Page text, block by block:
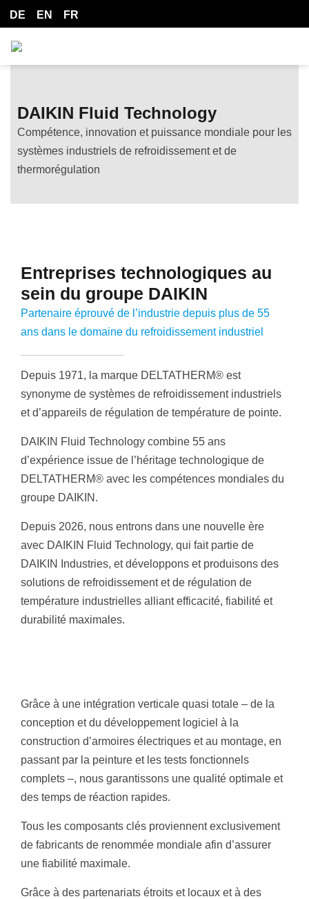
DE EN FR
DAIKIN Fluid Technology
Compétence, innovation et puissance mondiale pour les
systèmes industriels de refroidissement et de
thermorégulation
Entreprises technologiques au
sein du groupe DAIKIN
Partenaire éprouvé de l’industrie depuis plus de 55
ans dans le domaine du refroidissement industriel
Depuis 1971, la marque DELTATHERM® est
synonyme de systèmes de refroidissement industriels
et d’appareils de régulation de température de pointe.
DAIKIN Fluid Technology combine 55 ans
d’expérience issue de l’héritage technologique de
DELTATHERM® avec les compétences mondiales du
groupe DAIKIN.
Depuis 2026, nous entrons dans une nouvelle ère
avec DAIKIN Fluid Technology, qui fait partie de
DAIKIN Industries, et développons et produisons des
solutions de refroidissement et de régulation de
température industrielles alliant efficacité, fiabilité et
durabilité maximales.
Grâce à une intégration verticale quasi totale – de la
conception et du développement logiciel à la
construction d’armoires électriques et au montage, en
passant par la peinture et les tests fonctionnels
complets –, nous garantissons une qualité optimale et
des temps de réaction rapides.
Tous les composants clés proviennent exclusivement
de fabricants de renommée mondiale afin d’assurer
une fiabilité maximale.
Grâce à des partenariats étroits et locaux et à des